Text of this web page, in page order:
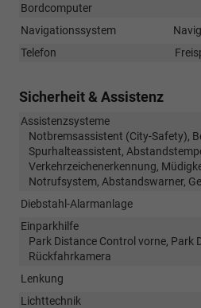
Bordcomputer
Navigationssystem
Telefon
Sicherheit & Assistenz
Assistenzsysteme
Notbremsassistent (City-Safety),
Spurhalteassistent,
Verkehrzeichenerkennung,
Notrufsystem, Abstandswarner,
Diebstahl-Alarmanlage
Einparkhilfe
Park Distance Control vorne, Park
Rückfahrkamera
Lenkung
Lichttechnik